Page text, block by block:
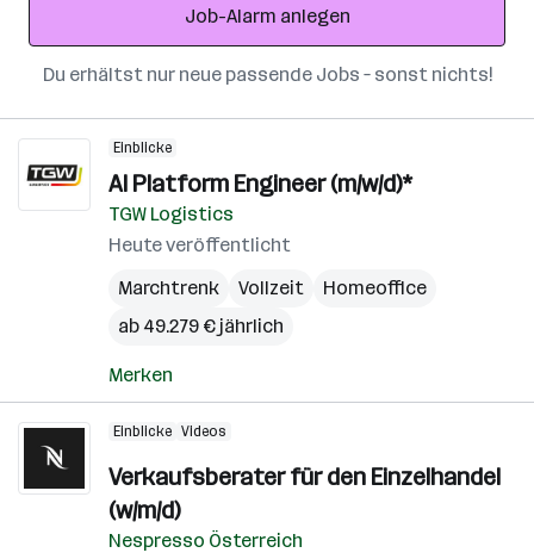
Job-Alarm anlegen
Du erhältst nur neue passende Jobs – sonst nichts!
Einblicke
AI Platform Engineer (m/w/d)*
TGW Logistics
Heute veröffentlicht
Marchtrenk
Vollzeit
Homeoffice
ab 49.279 € jährlich
Merken
Einblicke Videos
Verkaufsberater für den Einzelhandel
(w/m/d)
Nespresso Österreich